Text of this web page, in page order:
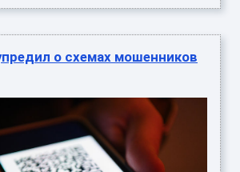
о схемах мошенников